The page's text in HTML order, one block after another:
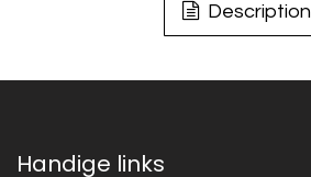
Description
Handige links